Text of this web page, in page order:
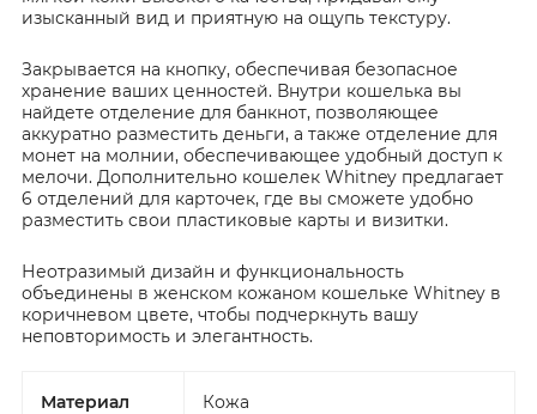
изысканный вид и приятную на ощупь текстуру.
Закрывается на кнопку, обеспечивая безопасное
хранение ваших ценностей. Внутри кошелька вы
найдете отделение для банкнот, позволяющее
аккуратно разместить деньги, а также отделение для
монет на молнии, обеспечивающее удобный доступ к
мелочи. Дополнительно кошелек Whitney предлагает
6 отделений для карточек, где вы сможете удобно
разместить свои пластиковые карты и визитки.
Неотразимый дизайн и функциональность
объединены в женском кожаном кошельке Whitney в
коричневом цвете, чтобы подчеркнуть вашу
неповторимость и элегантность.
Материал Кожа